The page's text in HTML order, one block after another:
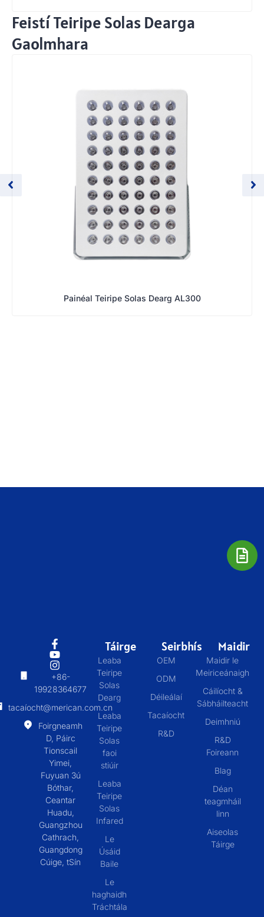
Feistí Teiripe Solas Dearga
Gaolmhara
Painéal Teiripe Solas Dearg AL300
+86-
19928364677
tacaíocht@merican.com.cn
Foirgneamh
D, Páirc
Tionscail
Yimei,
Fuyuan 3ú
Bóthar,
Ceantar
Huadu,
Guangzhou
Cathrach,
Guangdong
Cúige, tSín
Táirge
Leaba
Teiripe
Solas
Dearg
Leaba
Teiripe
Solas
faoi
stiúir
Leaba
Teiripe
Solas
Infared
Le
Úsáid
Baile
Le
haghaidh
Tráchtála
Seirbhís
OEM
ODM
Déileálaí
Tacaíocht
R&D
Maidir
Maidir le
Meiriceánaigh
Cáilíocht &
Sábháilteacht
Deimhniú
R&D
Foireann
Blag
Déan
teagmháil
linn
Aiseolas
Táirge